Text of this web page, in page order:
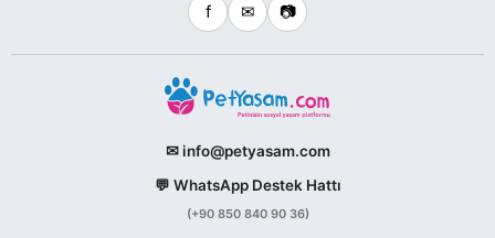
f ✉ 📷
✉ info@petyasam.com
💬 WhatsApp Destek Hattı
(+90 850 840 90 36)